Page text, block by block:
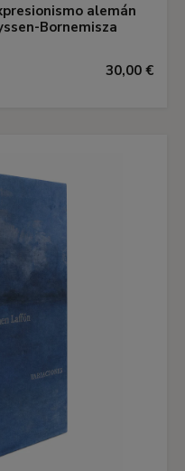
alemán
Bornemisza
30,00 €